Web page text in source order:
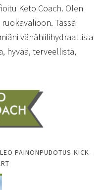
Keto Coach. Olen
Tässä
vähähiilihydraattisia
hyvää, terveellistä,
PAINONPUDOTUS-KICK-